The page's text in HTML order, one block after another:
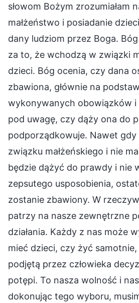
słowom Bożym zrozumiałam
małżeństwo i posiadanie
dany ludziom przez Boga.
za to, że wchodzą w związki
dzieci. Bóg ocenia, czy dana
zbawiona, głównie na
wykonywanych obowiązków
pod uwagę, czy dąży ona do
podporządkowuje. Nawet gdy
związku małżeńskiego i nie
będzie dążyć do prawdy i nie
zepsutego usposobienia,
zostanie zbawiony. W
patrzy na nasze zewnętrzne
działania. Każdy z nas może
mieć dzieci, czy żyć
podjętą przez człowieka
potępi. To nasza wolność i
dokonując tego wyboru,